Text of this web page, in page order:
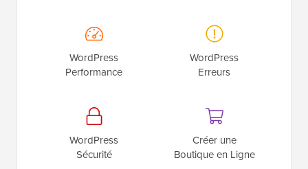
WordPress
Performance
WordPress
Erreurs
WordPress
Sécurité
Créer une
Boutique en Ligne